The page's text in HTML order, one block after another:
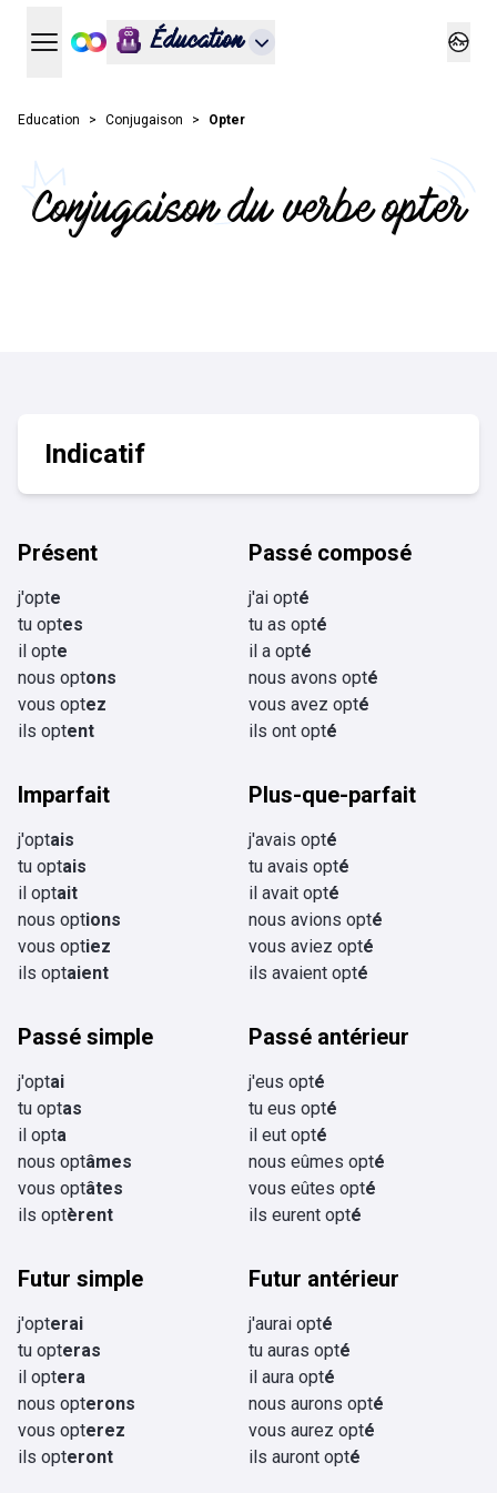
Ouvrir le menu principal
Éducation
Education Conjugaison Opter
Conjugaison du verbe opter
Indicatif
Présent
j'opte
tu optes
il opte
nous optons
vous optez
ils optent
Passé composé
j'ai opté
tu as opté
il a opté
nous avons opté
vous avez opté
ils ont opté
Imparfait
j'optais
tu optais
il optait
nous options
vous optiez
ils optaient
Plus-que-parfait
j'avais opté
tu avais opté
il avait opté
nous avions opté
vous aviez opté
ils avaient opté
Passé simple
j'optai
tu optas
il opta
nous optâmes
vous optâtes
ils optèrent
Passé antérieur
j'eus opté
tu eus opté
il eut opté
nous eûmes opté
vous eûtes opté
ils eurent opté
Futur simple
j'opterai
tu opteras
il optera
nous opterons
vous opterez
ils opteront
Futur antérieur
j'aurai opté
tu auras opté
il aura opté
nous aurons opté
vous aurez opté
ils auront opté